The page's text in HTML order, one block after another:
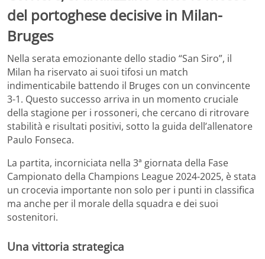
del portoghese decisive in Milan-
Bruges
Nella serata emozionante dello stadio “San Siro”, il
Milan ha riservato ai suoi tifosi un match
indimenticabile battendo il Bruges con un convincente
3-1. Questo successo arriva in un momento cruciale
della stagione per i rossoneri, che cercano di ritrovare
stabilità e risultati positivi, sotto la guida dell’allenatore
Paulo Fonseca.
La partita, incorniciata nella 3ª giornata della Fase
Campionato della Champions League 2024-2025, è stata
un crocevia importante non solo per i punti in classifica
ma anche per il morale della squadra e dei suoi
sostenitori.
Una vittoria strategica